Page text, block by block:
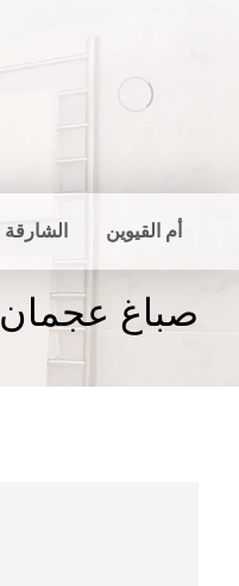
أم القيوين الشارقة
صباغ عجمان